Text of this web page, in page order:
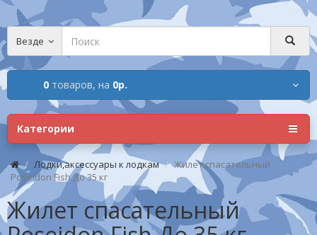
Везде
0 товаров, на 0р.
Категории
Лодки,аксессуары к лодкам
Жилет спасательный
Poseidon Fish До 35 кг
Жилет спасательный